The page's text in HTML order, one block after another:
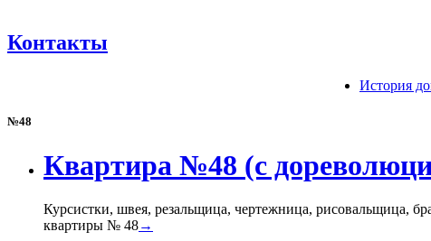
Контакты
История
№48
Квартира №48 (с
Курсистки, швея, резальщица, чертежница, рисовальщица,
квартиры № 48→